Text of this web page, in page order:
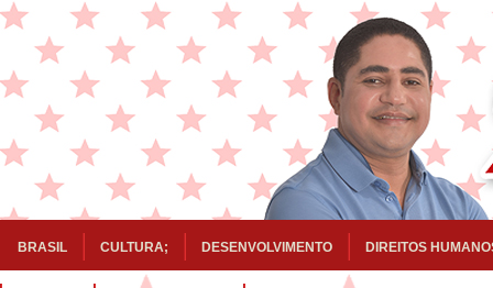
BRASIL CULTURA; DESENVOLVIMENTO DIREITOS